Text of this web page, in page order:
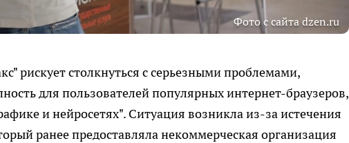
Фото с сайта dzen.ru
рискует столкнуться с серьезными проблемами,
для пользователей популярных интернет-браузеров,
и нейросетях". Ситуация возникла из-за истечения
ранее предоставляла некоммерческая организация